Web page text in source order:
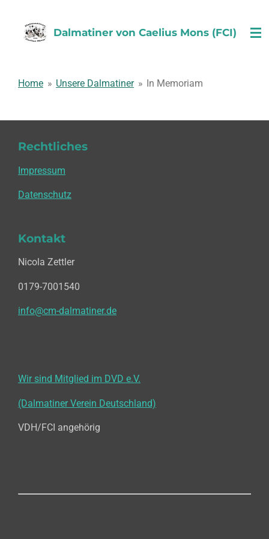
Hauptinhalt
springen
Dalmatiner von Caelius Mons (FCI)
Home » Unsere Dalmatiner » In Memoriam
Rechtliches
Impressum
Datenschutz
Kontakt
Nicola Zettler
0179-7001540
info@cm-dalmatiner.de
Wir sind Mitglied im DVD e.V.
(Dalmatiner Verein Deutschland)
VDH/FCI angehörig